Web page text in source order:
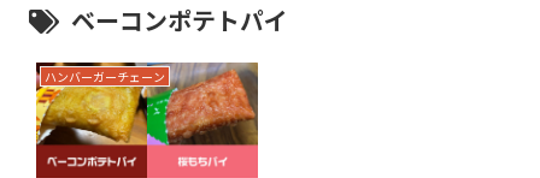
ベーコンポテトパイ
ハンバーガーチェーン